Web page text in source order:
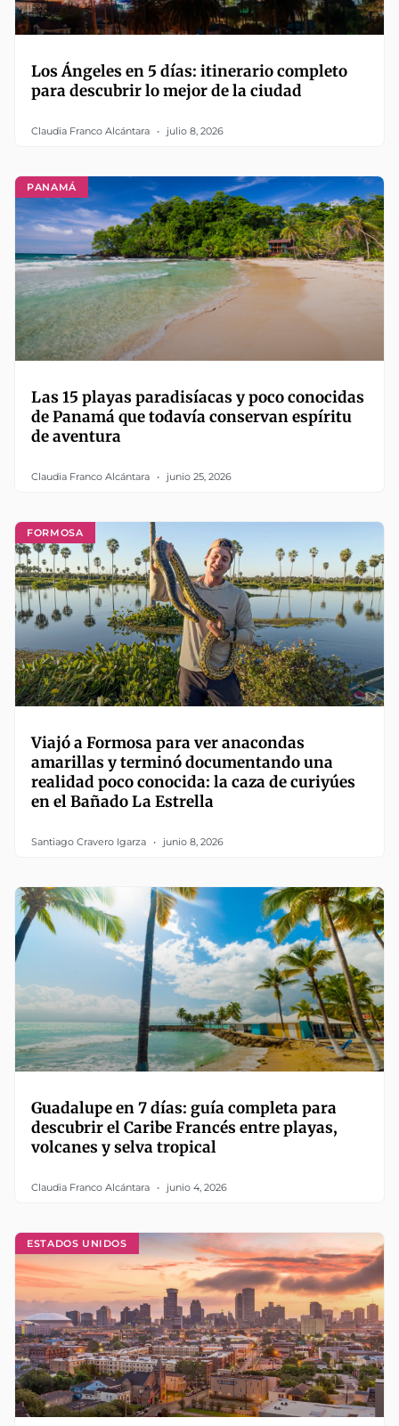
Los Ángeles en 5 días: itinerario completo
para descubrir lo mejor de la ciudad
Claudia Franco Alcántara julio 8, 2026
PANAMÁ
Las 15 playas paradisíacas y poco conocidas
de Panamá que todavía conservan espíritu
de aventura
Claudia Franco Alcántara junio 25, 2026
FORMOSA
Viajó a Formosa para ver anacondas
amarillas y terminó documentando una
realidad poco conocida: la caza de curiyúes
en el Bañado La Estrella
Santiago Cravero Igarza junio 8, 2026
Guadalupe en 7 días: guía completa para
descubrir el Caribe Francés entre playas,
volcanes y selva tropical
Claudia Franco Alcántara junio 4, 2026
ESTADOS UNIDOS